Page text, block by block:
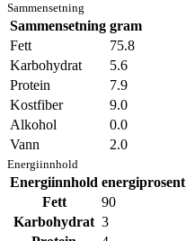
Sammensetning
Sammensetning gram
Fett
75.8
Karbohydrat
5.6
Protein
7.9
Kostfiber
9.0
Alkohol
0.0
Vann
2.0
Energiinnhold
Energiinnhold energiprosent
Fett
90
Karbohydrat 3